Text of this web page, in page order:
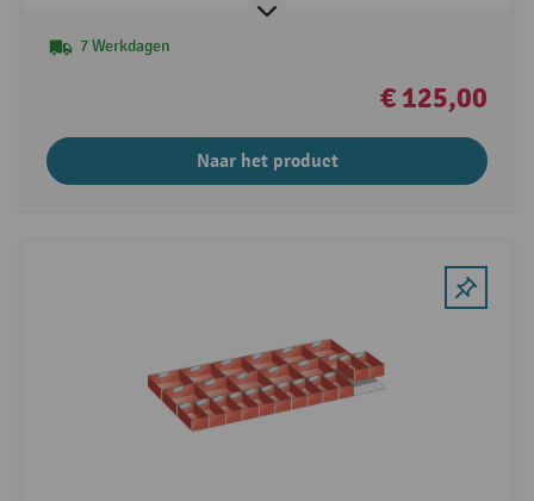
7 Werkdagen
€ 125,00
Naar het product